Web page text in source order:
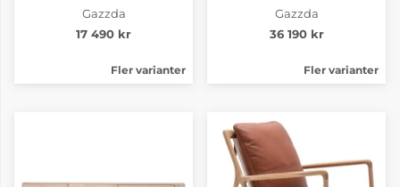
Gazzda
17 490 kr
Fler varianter
Gazzda
36 190 kr
Fler varianter